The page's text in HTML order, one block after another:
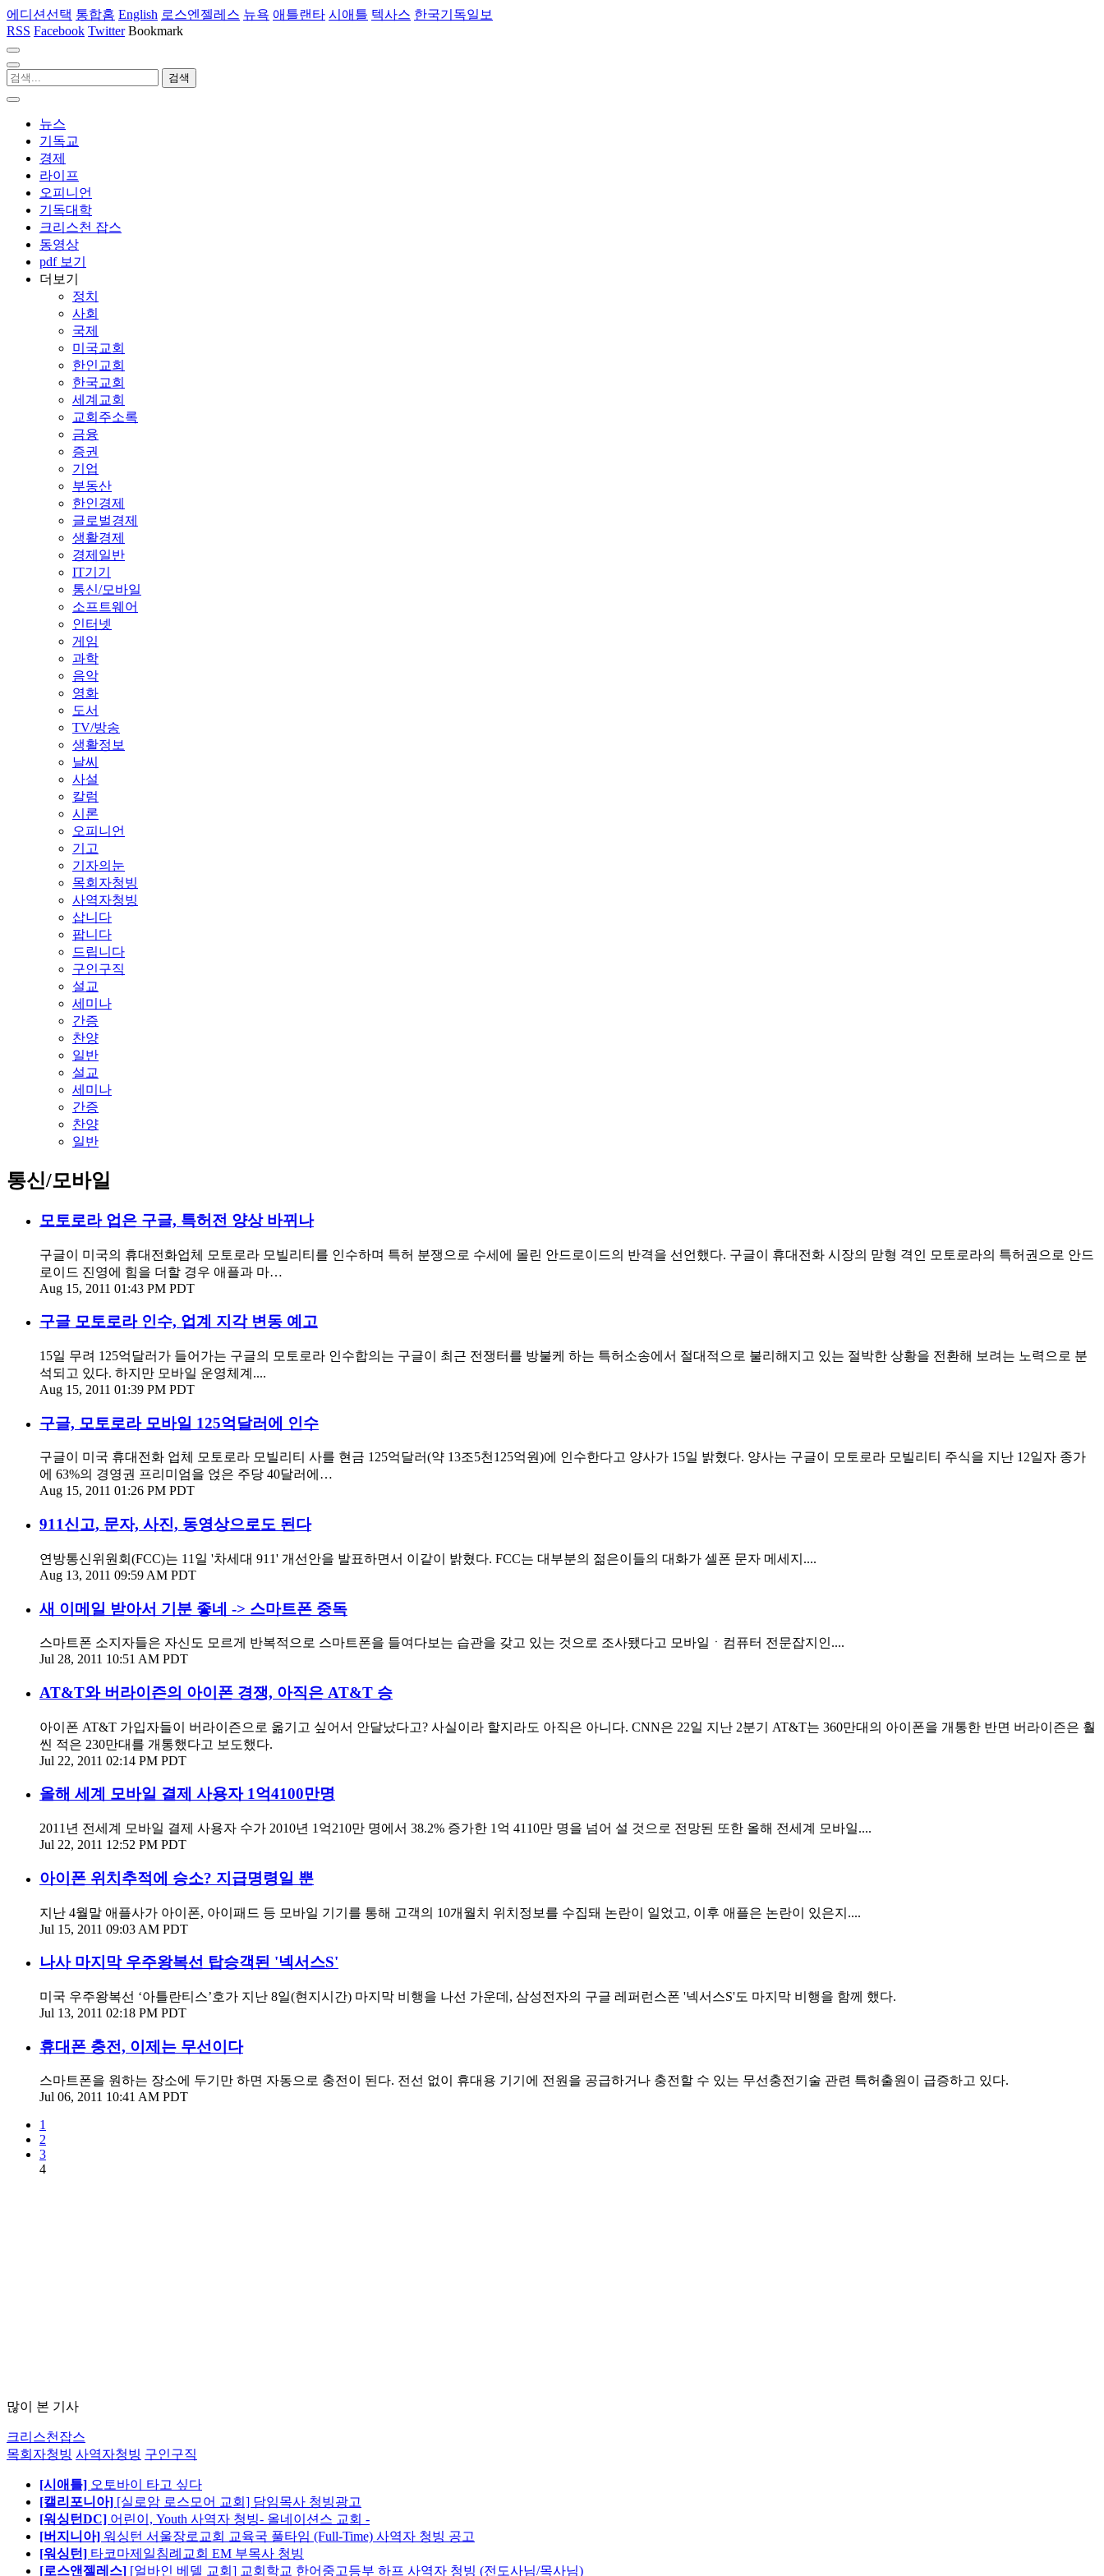
에디션선택 통합홈 English 로스엔젤레스 뉴욕 애틀랜타 시애틀 텍사스 한국기독일보
RSS Facebook Twitter Bookmark
뉴스
기독교
경제
라이프
오피니언
기독대학
크리스천 잡스
동영상
pdf 보기
더보기
정치
사회
국제
미국교회
한인교회
한국교회
세계교회
교회주소록
금융
증권
기업
부동산
한인경제
글로벌경제
생활경제
경제일반
IT기기
통신/모바일
소프트웨어
인터넷
게임
과학
음악
영화
도서
TV/방송
생활정보
날씨
사설
칼럼
시론
오피니언
기고
기자의눈
목회자청빙
사역자청빙
삽니다
팝니다
드립니다
구인구직
설교
세미나
간증
찬양
일반
설교
세미나
간증
찬양
일반
통신/모바일
모토로라 업은 구글, 특허전 양상 바뀌나
구글이 미국의 휴대전화업체 모토로라 모빌리티를 인수하며 특허 분쟁으로 수세에 몰린 안드로이드의 반격을 선언했다. 구글이 휴대전화 시장의 맏형 격인 모토로라의 특허권으로 안드
로이드 진영에 힘을 더할 경우 애플과 마…
Aug 15, 2011 01:43 PM PDT
구글 모토로라 인수, 업계 지각 변동 예고
15일 무려 125억달러가 들어가는 구글의 모토로라 인수합의는 구글이 최근 전쟁터를 방불케 하는 특허소송에서 절대적으로 불리해지고 있는 절박한 상황을 전환해 보려는 노력으로 분
석되고 있다. 하지만 모바일 운영체계....
Aug 15, 2011 01:39 PM PDT
구글, 모토로라 모바일 125억달러에 인수
구글이 미국 휴대전화 업체 모토로라 모빌리티 사를 현금 125억달러(약 13조5천125억원)에 인수한다고 양사가 15일 밝혔다. 양사는 구글이 모토로라 모빌리티 주식을 지난 12일자 종가
에 63%의 경영권 프리미엄을 얹은 주당 40달러에…
Aug 15, 2011 01:26 PM PDT
911신고, 문자, 사진, 동영상으로도 된다
연방통신위원회(FCC)는 11일 '차세대 911' 개선안을 발표하면서 이같이 밝혔다. FCC는 대부분의 젊은이들의 대화가 셀폰 문자 메세지....
Aug 13, 2011 09:59 AM PDT
새 이메일 받아서 기분 좋네 -> 스마트폰 중독
스마트폰 소지자들은 자신도 모르게 반복적으로 스마트폰을 들여다보는 습관을 갖고 있는 것으로 조사됐다고 모바일ㆍ컴퓨터 전문잡지인....
Jul 28, 2011 10:51 AM PDT
AT&T와 버라이즌의 아이폰 경쟁, 아직은 AT&T 승
아이폰 AT&T 가입자들이 버라이즌으로 옮기고 싶어서 안달났다고? 사실이라 할지라도 아직은 아니다. CNN은 22일 지난 2분기 AT&T는 360만대의 아이폰을 개통한 반면 버라이즌은 훨
씬 적은 230만대를 개통했다고 보도했다.
Jul 22, 2011 02:14 PM PDT
올해 세계 모바일 결제 사용자 1억4100만명
2011년 전세계 모바일 결제 사용자 수가 2010년 1억210만 명에서 38.2% 증가한 1억 4110만 명을 넘어 설 것으로 전망된 또한 올해 전세계 모바일....
Jul 22, 2011 12:52 PM PDT
아이폰 위치추적에 승소? 지급명령일 뿐
지난 4월말 애플사가 아이폰, 아이패드 등 모바일 기기를 통해 고객의 10개월치 위치정보를 수집돼 논란이 일었고, 이후 애플은 논란이 있은지....
Jul 15, 2011 09:03 AM PDT
나사 마지막 우주왕복선 탑승객된 '넥서스S'
미국 우주왕복선 ‘아틀란티스’호가 지난 8일(현지시간) 마지막 비행을 나선 가운데, 삼성전자의 구글 레퍼런스폰 '넥서스S'도 마지막 비행을 함께 했다.
Jul 13, 2011 02:18 PM PDT
휴대폰 충전, 이제는 무선이다
스마트폰을 원하는 장소에 두기만 하면 자동으로 충전이 된다. 전선 없이 휴대용 기기에 전원을 공급하거나 충전할 수 있는 무선충전기술 관련 특허출원이 급증하고 있다.
Jul 06, 2011 10:41 AM PDT
1
2
3
4
많이 본 기사
크리스천잡스
목회자청빙 사역자청빙 구인구직
[시애틀] 오토바이 타고 싶다
[캘리포니아] [실로암 로스모어 교회] 담임목사 청빙광고
[워싱턴DC] 어린이, Youth 사역자 청빙- 올네이션스 교회 -
[버지니아] 워싱턴 서울장로교회 교육국 풀타임 (Full-Time) 사역자 청빙 공고
[워싱턴] 타코마제일침례교회 EM 부목사 청빙
[로스앤젤레스] [얼바인 베델 교회] 교회학교 한어중고등부 하프 사역자 청빙 (전도사님/목사님)